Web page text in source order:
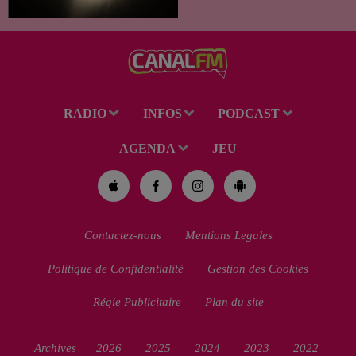
RADIO INFOS PODCAST
AGENDA JEU
Contactez-nous Mentions Legales
Politique de Confidentialité Gestion des Cookies
Régie Publicitaire Plan du site
Archives 2026 2025 2024 2023 2022